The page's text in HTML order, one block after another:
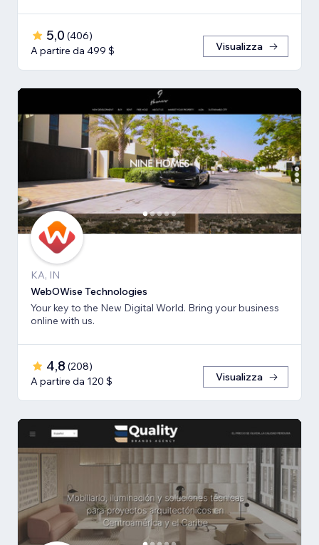
5,0 (406)
A partire da 499 $
Visualizza
KA, IN
WebOWise Technologies
Your key to the New Digital World. Bring your business
online with us.
4,8 (208)
A partire da 120 $
Visualizza